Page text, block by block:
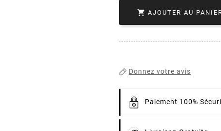
 AJOUTER AU
Donnez votre avis
Paiement 100%